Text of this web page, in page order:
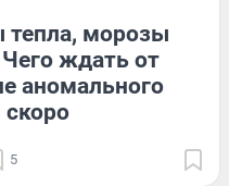
морозы
ждать от
аномального
5